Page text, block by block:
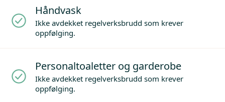
Håndvask
Ikke avdekket regelverksbrudd som krever
oppfølging.
Personaltoaletter og garderobe
Ikke avdekket regelverksbrudd som krever
oppfølging.